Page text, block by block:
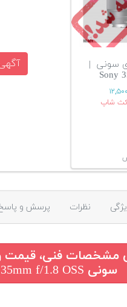
سونی |
Sony
شاپ
نظرات پرسش و
مشخصات فنی، قیمت
سونی E 35mm f/1.8 OSS